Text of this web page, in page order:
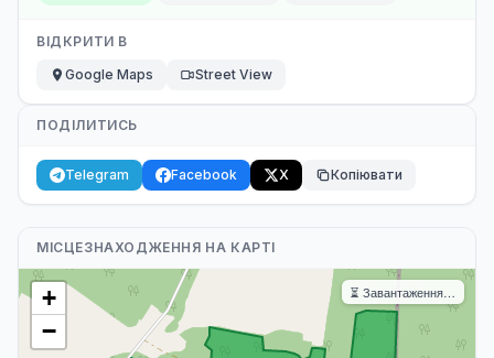
ВІДКРИТИ В
Google Maps
Street View
ПОДІЛИТИСЬ
Telegram Facebook X Копіювати
МІСЦЕЗНАХОДЖЕННЯ НА КАРТІ
+
−
⏳ Завантаження…